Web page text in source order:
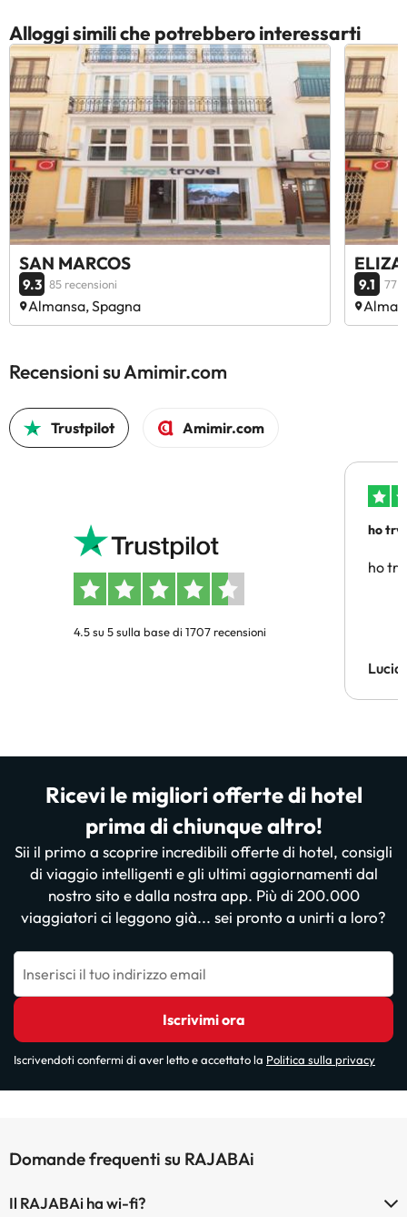
Alloggi simili che potrebbero interessarti
SAN MARCOS
9.3 85 recensioni
Almansa, Spagna
9.1 77
Recensioni su Amimir.com
Trustpilot Amimir.com
4.5 su 5 sulla base di 1707 recensioni
ho
ho
Lucia
Ricevi le migliori offerte di hotel
prima di chiunque altro!
Sii il primo a scoprire incredibili offerte di hotel, consigli
di viaggio intelligenti e gli ultimi aggiornamenti dal
nostro sito e dalla nostra app. Più di 200.000
viaggiatori ci leggono già... sei pronto a unirti a loro?
Inserisci il tuo indirizzo email
Iscrivimi ora
Iscrivendoti confermi di aver letto e accettato la Politica sulla privacy
Domande frequenti su RAJABAi
Il RAJABAi ha wi-fi?